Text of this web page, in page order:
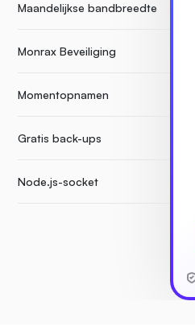
Maandelijkse bandbreedte
Monrax Beveiliging
Momentopnamen
Gratis back-ups
Node.js-socket